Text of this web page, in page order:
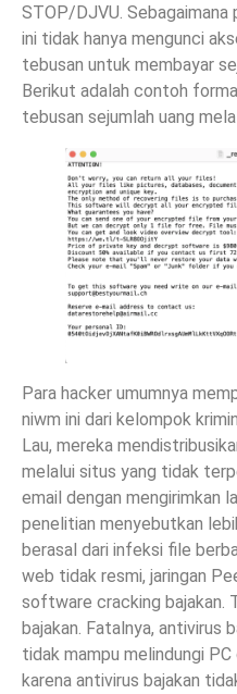
STOP/DJVU. Sebagaimana
ini tidak hanya mengunci
tebusan untuk membayar
Berikut adalah contoh
tebusan sejumlah uang
Para hacker umumnya
niwm ini dari kelompok
Lau, mereka
melalui situs yang tidak
email dengan mengirimkan
penelitian menyebutkan
berasal dari infeksi file
web tidak resmi, jaringan
software cracking bajakan.
bajakan. Fatalnya, antivirus
tidak mampu melindungi
karena antivirus bajakan